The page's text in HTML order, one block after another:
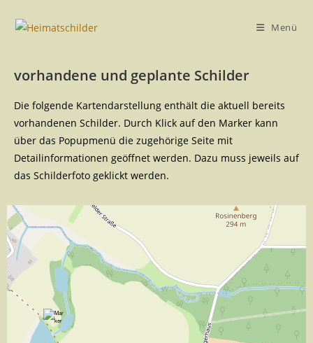
Menü
vorhandene und geplante Schilder
Die folgende Kartendarstellung enthält die aktuell bereits
vorhandenen Schilder. Durch Klick auf den Marker kann
über das Popupmenü die zugehörige Seite mit
Detailinformationen geöffnet werden. Dazu muss jeweils auf
das Schilderfoto geklickt werden.